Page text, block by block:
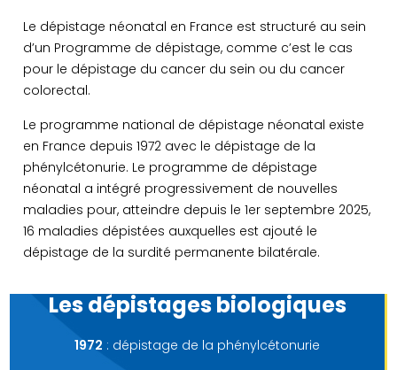
Le dépistage néonatal en France est structuré au sein
d’un Programme de dépistage, comme c’est le cas
pour le dépistage du cancer du sein ou du cancer
colorectal.
Le programme national de dépistage néonatal existe
en France depuis 1972 avec le dépistage de la
phénylcétonurie. Le programme de dépistage
néonatal a intégré progressivement de nouvelles
maladies pour, atteindre depuis le 1er septembre 2025,
16 maladies dépistées auxquelles est ajouté le
dépistage de la surdité permanente bilatérale.
Les dépistages biologiques
1972 : dépistage de la phénylcétonurie